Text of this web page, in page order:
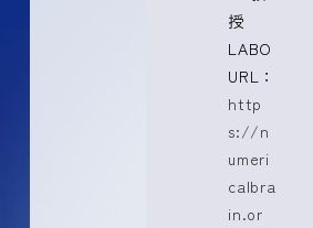
授
LABO
URL：
http
s://n
umeri
calbra
in.or